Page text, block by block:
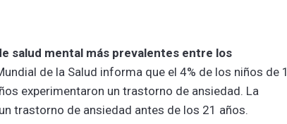
salud mental más prevalentes entre los
de la Salud informa que el 4% de los niños de
experimentaron un trastorno de ansiedad. La
trastorno de ansiedad antes de los 21 años.